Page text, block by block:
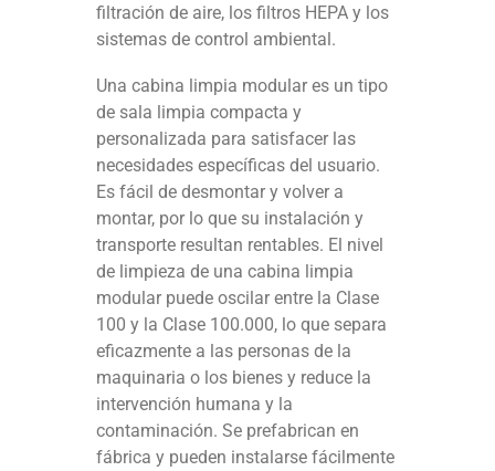
filtración de aire, los filtros HEPA y los
sistemas de control ambiental.
Una cabina limpia modular es un tipo
de sala limpia compacta y
personalizada para satisfacer las
necesidades específicas del usuario.
Es fácil de desmontar y volver a
montar, por lo que su instalación y
transporte resultan rentables. El nivel
de limpieza de una cabina limpia
modular puede oscilar entre la Clase
100 y la Clase 100.000, lo que separa
eficazmente a las personas de la
maquinaria o los bienes y reduce la
intervención humana y la
contaminación. Se prefabrican en
fábrica y pueden instalarse fácilmente